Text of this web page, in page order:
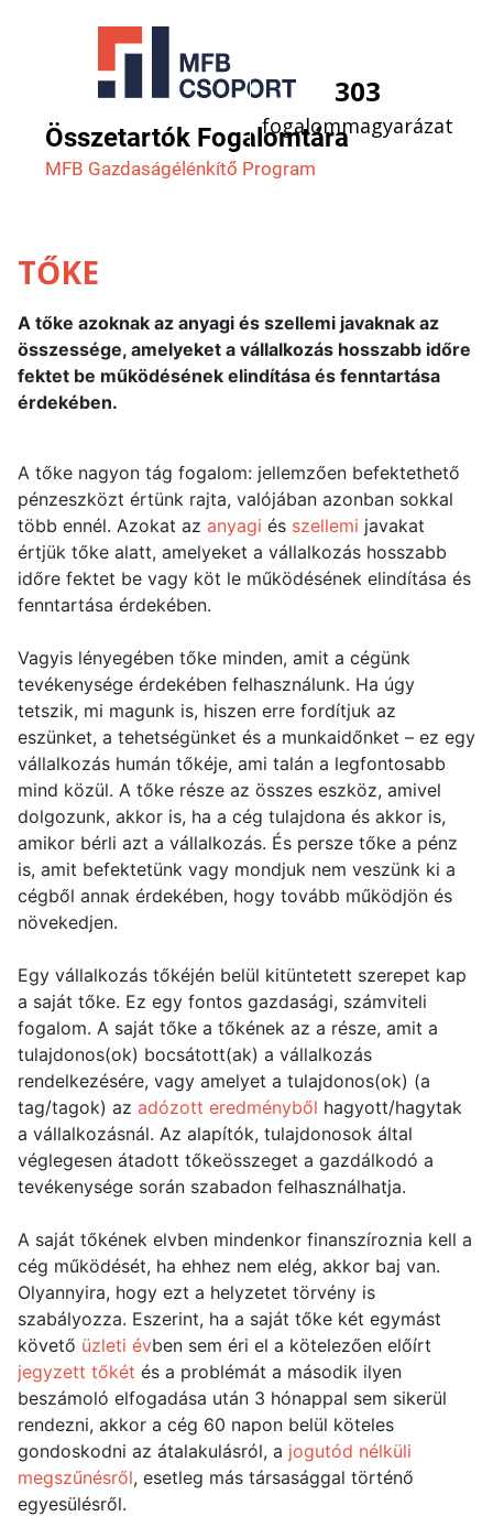
Összetartók Fogalomtára
MFB Gazdaság­élénkítő Program
303
fogalommagyarázat
TŐKE
A tőke azoknak az anyagi és szellemi javaknak az
összessége, amelyeket a vállalkozás hosszabb időre
fektet be működésének elindítása és fenntartása
érdekében.
A tőke nagyon tág fogalom: jellemzően befektethető
pénzeszközt értünk rajta, valójában azonban sokkal
több ennél. Azokat az anyagi és szellemi javakat
értjük tőke alatt, amelyeket a vállalkozás hosszabb
időre fektet be vagy köt le működésének elindítása és
fenntartása érdekében.
Vagyis lényegében tőke minden, amit a cégünk
tevékenysége érdekében felhasználunk. Ha úgy
tetszik, mi magunk is, hiszen erre fordítjuk az
eszünket, a tehetségünket és a munkaidőnket – ez egy
vállalkozás humán tőkéje, ami talán a legfontosabb
mind közül. A tőke része az összes eszköz, amivel
dolgozunk, akkor is, ha a cég tulajdona és akkor is,
amikor bérli azt a vállalkozás. És persze tőke a pénz
is, amit befektetünk vagy mondjuk nem veszünk ki a
cégből annak érdekében, hogy tovább működjön és
növekedjen.
Egy vállalkozás tőkéjén belül kitüntetett szerepet kap
a saját tőke. Ez egy fontos gazdasági, számviteli
fogalom. A saját tőke a tőkének az a része, amit a
tulajdonos(ok) bocsátott(ak) a vállalkozás
rendelkezésére, vagy amelyet a tulajdonos(ok) (a
tag/tagok) az adózott eredményből hagyott/hagytak
a vállalkozásnál. Az alapítók, tulajdonosok által
véglegesen átadott tőkeösszeget a gazdálkodó a
tevékenysége során szabadon felhasználhatja.
A saját tőkének elvben mindenkor finanszíroznia kell a
cég működését, ha ehhez nem elég, akkor baj van.
Olyannyira, hogy ezt a helyzetet törvény is
szabályozza. Eszerint, ha a saját tőke két egymást
követő üzleti évben sem éri el a kötelezően előírt
jegyzett tőkét és a problémát a második ilyen
beszámoló elfogadása után 3 hónappal sem sikerül
rendezni, akkor a cég 60 napon belül köteles
gondoskodni az átalakulásról, a jogutód nélküli
megszűnésről, esetleg más társasággal történő
egyesülésről.